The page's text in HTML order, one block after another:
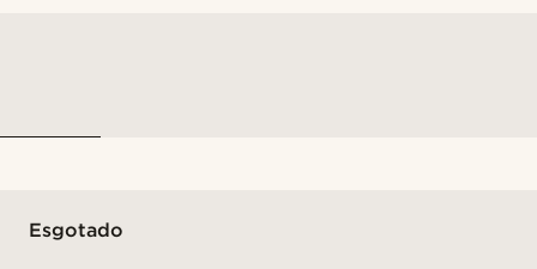
Esgotado